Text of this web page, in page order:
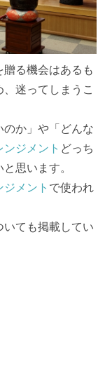
贈る機会はあるも
迷ってしまうこ
か」や「どんな
ンジメント どっち
思います。
ジメント で使われ
いても掲載してい